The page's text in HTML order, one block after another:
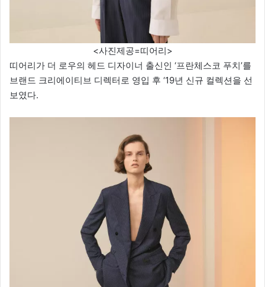
<사진제공=띠어리>
띠어리가 더 로우의 헤드 디자이너 출신인 ‘프란체스코 푸치’를
브랜드 크리에이티브 디렉터로 영입 후 ‘19년 신규 컬렉션을 선
보였다.